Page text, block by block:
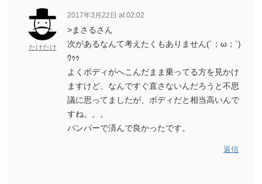
たけたけ
2017年3月22日 at 02:02
>まさるさん
次があるなんて考えたくもありません(´；ω；`)
ｳｩｩ
よくボディがへこんだまま乗ってる方を見かけ
ますけど、なんですぐ直さないんだろうと不思
議に思ってましたが、ボディだと相当高いんで
すね。。。
バンパーで済んで良かったです。
返信